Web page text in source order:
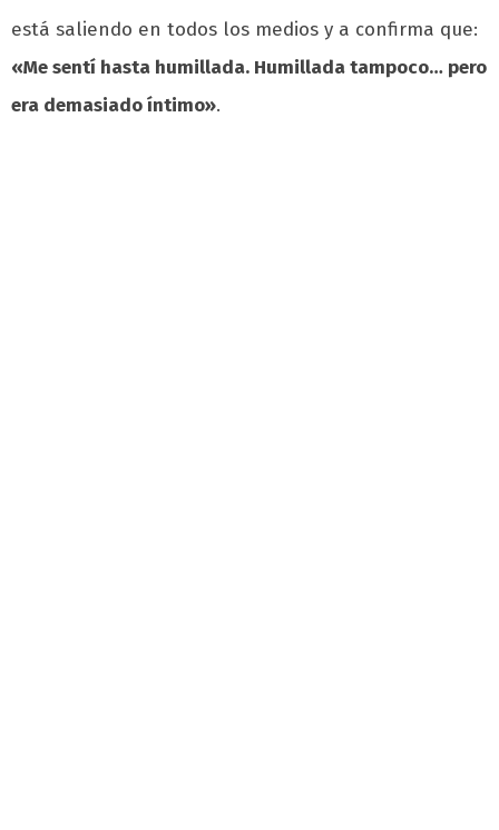
está saliendo en todos los medios y a confirma que:
«Me sentí hasta humillada. Humillada tampoco… pero
era demasiado íntimo».